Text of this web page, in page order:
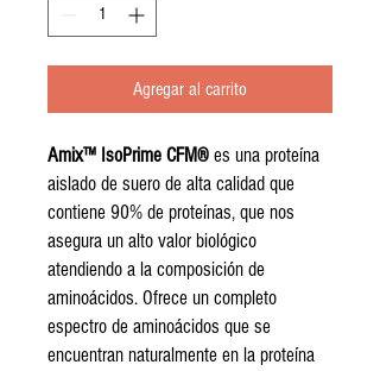
Agregar al carrito
Amix™ IsoPrime CFM® es una proteína
aislado de suero de alta calidad que
contiene 90% de proteínas, que nos
asegura un alto valor biológico
atendiendo a la composición de
aminoácidos. Ofrece un completo
espectro de aminoácidos que se
encuentran naturalmente en la proteína